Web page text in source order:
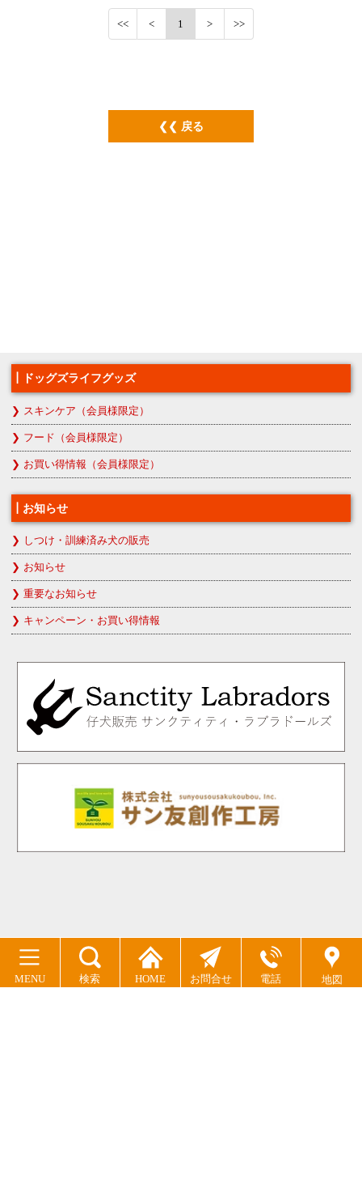
MENU 検索 HOME お問合せ 電話 地図
1
戻る
ドッグズライフグッズ
スキンケア（会員様限定）
フード（会員様限定）
お買い得情報（会員様限定）
お知らせ
しつけ・訓練済み犬の販売
お知らせ
重要なお知らせ
キャンペーン・お買い得情報